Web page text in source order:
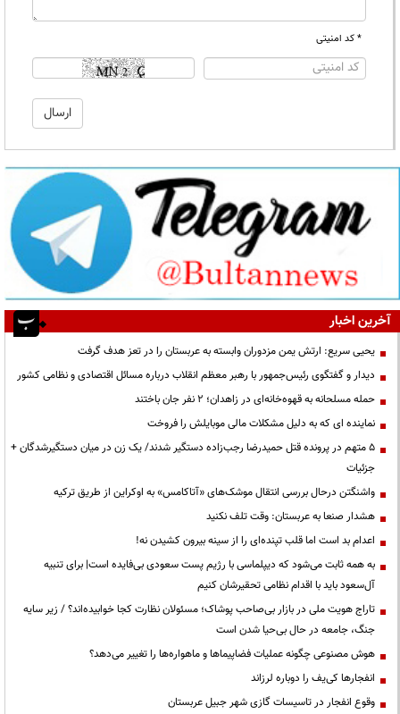
* کد امنیتی
آخرین اخبار
یحیی سریع: ارتش یمن مزدوران وابسته به عربستان را در تعز هدف گرفت
دیدار و گفتگوی رئیس‌جمهور با رهبر معظم انقلاب درباره مسائل اقتصادی و نظامی کشور
حمله مسلحانه به قهوه‌خانه‌ای در زاهدان؛ ۲ نفر جان باختند
نماینده ای که به دلیل مشکلات مالی موبایلش را فروخت
۵ متهم در پرونده قتل حمیدرضا رجب‌زاده دستگیر شدند/ یک زن در میان دستگیرشدگان +
جزئیات
واشنگتن درحال بررسی انتقال موشک‌های «آتاکامس» به اوکراین از طریق ترکیه
هشدار صنعا به عربستان: وقت تلف نکنید
اعدام بد است اما قلب تپنده‌ای را از سینه بیرون کشیدن نه!
به همه ثابت می‌شود که دیپلماسی با رژیم پست سعودی بی‌فایده است| برای تنبیه
آل‌سعود باید با اقدام نظامی تحقیرشان کنیم
تاراج هویت ملی در بازار بی‌صاحب پوشاک؛ مسئولان نظارت کجا خوابیده‌اند؟ / زیر سایه
جنگ، جامعه در حال بی‌حیا شدن است
هوش مصنوعی چگونه عملیات فضاپیماها و ماهواره‌ها را تغییر می‌دهد؟
انفجارها کی‌یف را دوباره لرزاند
وقوع انفجار در تاسیسات گازی شهر جبیل عربستان